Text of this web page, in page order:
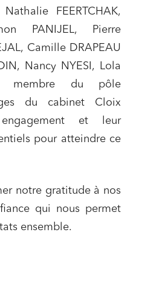
Nathalie FEERTCHAK,
PANIJEL, Pierre
Camille DRAPEAU
Nancy NYESI, Lola
membre du pôle
du cabinet Cloix
et leur
pour atteindre ce
notre gratitude à nos
qui nous permet
ensemble.